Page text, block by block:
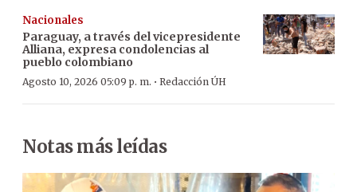
Nacionales
Paraguay, a través del vicepresidente
Alliana, expresa condolencias al
pueblo colombiano
Agosto 10, 2026 05:09 p. m. · Redacción ÚH
Notas más leídas